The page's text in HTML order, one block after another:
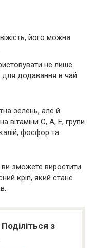
його можна
не лише
для додавання в чай
зелень, але й
вітаміни C, A, E, групи
фосфор та
зможете виростити
кріп, який стане
з